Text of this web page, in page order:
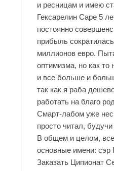
и ресницам и имею
Гексарелин Саре 5
постоянно
прибыль
миллионов евро.
оптимизма, но как то
и все больше и
так как я раба
работать на благо
Смарт-лабом уже
просто читал,
В общем и целом,
основные имени:
Заказать Ципионат